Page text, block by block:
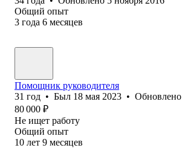
Общий опыт
3 года 6 месяцев
Помощник руководителя
31 год • Был 18 мая 2023 • Обновлено
80 000 ₽
Не ищет работу
Общий опыт
10 лет 9 месяцев